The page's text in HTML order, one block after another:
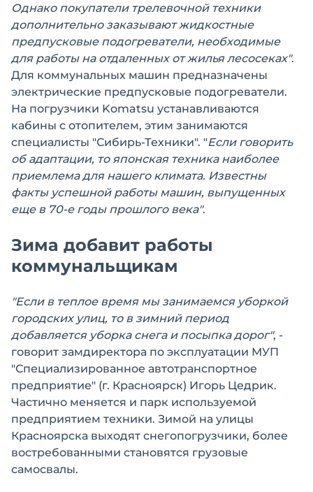
Однако покупатели трелевочной техники
дополнительно заказывают жидкостные
предпусковые подогреватели, необходимые
для работы на отдаленных от жилья лесосеках".
Для коммунальных машин предназначены
электрические предпусковые подогреватели.
На погрузчики Komatsu устанавливаются
кабины с отопителем, этим занимаются
специалисты "Сибирь-Техники". "Если говорить
об адаптации, то японская техника наиболее
приемлема для нашего климата. Известны
факты успешной работы машин, выпущенных
еще в 70-е годы прошлого века".
Зима добавит работы
коммунальщикам
"Если в теплое время мы занимаемся уборкой
городских улиц, то в зимний период
добавляется уборка снега и посыпка дорог", -
говорит замдиректора по эксплуатации МУП
"Специализированное автотранспортное
предприятие" (г. Красноярск) Игорь Цедрик.
Частично меняется и парк используемой
предприятием техники. Зимой на улицы
Красноярска выходят снегопогрузчики, более
востребованными становятся грузовые
самосвалы.